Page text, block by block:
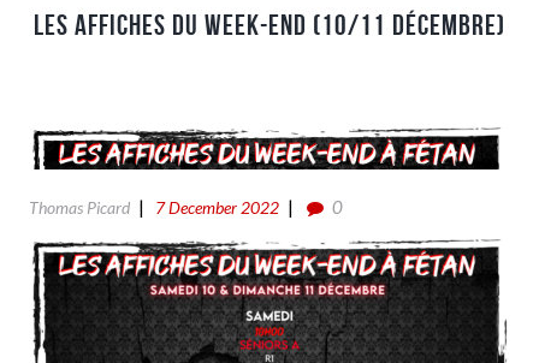
Les affiches du week-end (10/11 Décembre)
Thomas Picard 7 December 2022 0